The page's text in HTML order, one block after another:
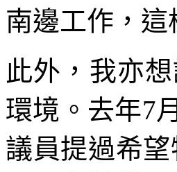
南邊工作，
此外，我亦
環境。去年7
議員提過希